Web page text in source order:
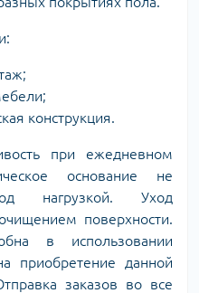
конструкция.
при ежедневном
основание не
нагрузкой. Уход
поверхности.
в использовании
приобретение данной
заказов во все